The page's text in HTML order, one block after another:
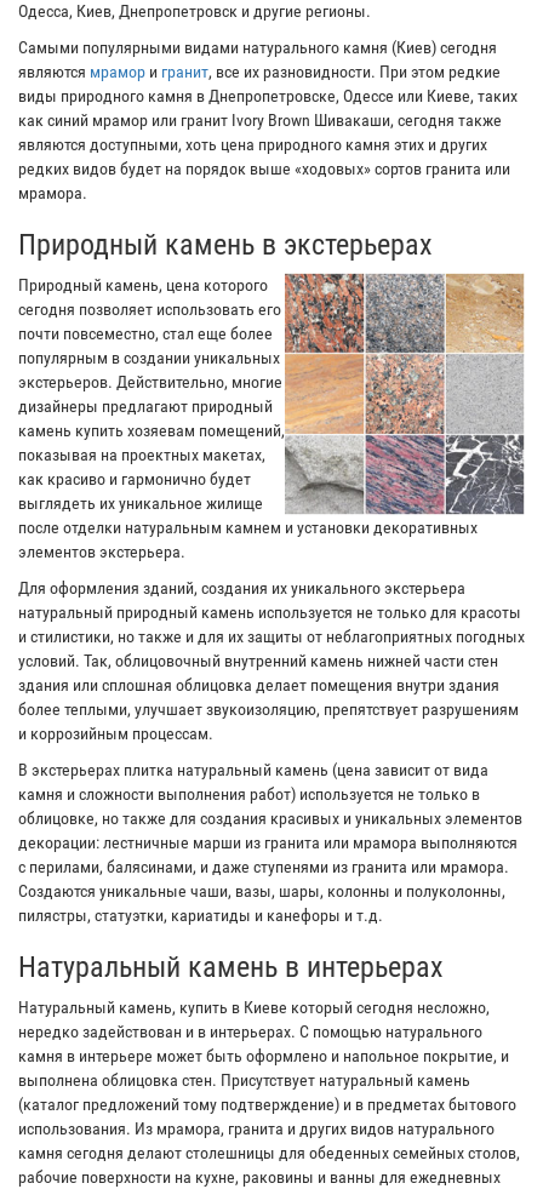
Одесса, Киев, Днепропетровск и другие регионы.
Самыми популярными видами натурального камня (Киев) сегодня
являются мрамор и гранит, все их разновидности. При этом редкие
виды природного камня в Днепропетровске, Одессе или Киеве, таких
как синий мрамор или гранит Ivory Brown Шивакаши, сегодня также
являются доступными, хоть цена природного камня этих и других
редких видов будет на порядок выше «ходовых» сортов гранита или
мрамора.
Природный камень в экстерьерах
Природный камень, цена которого
сегодня позволяет использовать его
почти повсеместно, стал еще более
популярным в создании уникальных
экстерьеров. Действительно, многие
дизайнеры предлагают природный
камень купить хозяевам помещений,
показывая на проектных макетах,
как красиво и гармонично будет
выглядеть их уникальное жилище
после отделки натуральным камнем и установки декоративных
элементов экстерьера.
Для оформления зданий, создания их уникального экстерьера
натуральный природный камень используется не только для красоты
и стилистики, но также и для их защиты от неблагоприятных погодных
условий. Так, облицовочный внутренний камень нижней части стен
здания или сплошная облицовка делает помещения внутри здания
более теплыми, улучшает звукоизоляцию, препятствует разрушениям
и коррозийным процессам.
В экстерьерах плитка натуральный камень (цена зависит от вида
камня и сложности выполнения работ) используется не только в
облицовке, но также для создания красивых и уникальных элементов
декорации: лестничные марши из гранита или мрамора выполняются
с перилами, балясинами, и даже ступенями из гранита или мрамора.
Создаются уникальные чаши, вазы, шары, колонны и полуколонны,
пилястры, статуэтки, кариатиды и канефоры и т.д.
Натуральный камень в интерьерах
Натуральный камень, купить в Киеве который сегодня несложно,
нередко задействован и в интерьерах. С помощью натурального
камня в интерьере может быть оформлено и напольное покрытие, и
выполнена облицовка стен. Присутствует натуральный камень
(каталог предложений тому подтверждение) и в предметах бытового
использования. Из мрамора, гранита и других видов натурального
камня сегодня делают столешницы для обеденных семейных столов,
рабочие поверхности на кухне, раковины и ванны для ежедневных